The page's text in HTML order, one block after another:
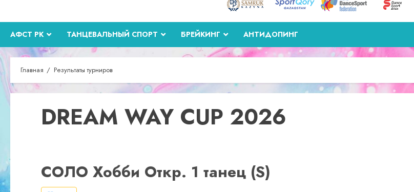
АФСТ РК ТАНЦЕВАЛЬНЫЙ СПОРТ БРЕЙКИНГ АНТИДОПИНГ
Главная Результаты турниров
DREAM WAY CUP 2026
СОЛО Хобби Откр. 1 танец (S)